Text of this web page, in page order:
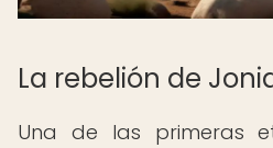
La rebelión de
Una de las primeras